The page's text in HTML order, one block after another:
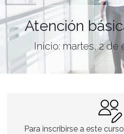
Atención
Inicio: martes, 2 de
Para inscribirse a este curso